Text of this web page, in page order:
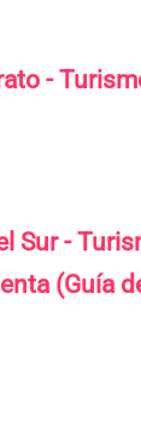
-
Sur -
(Guía